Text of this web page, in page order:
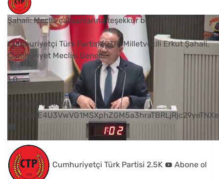
Şahali: Meclis çalışanlarına teşekkür borcumuz vardır
Cumhuriyetçi Türk Partisi (CTP) Milletvekili Erkut Şahali,
Cumhuriyet Meclisi Genel...
1 0
YouTube Videosu
Cumhuriyetçi Türk Partisi 2.5K Abone ol